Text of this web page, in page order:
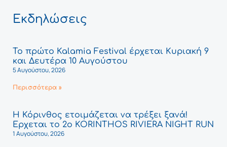
Εκδηλώσεις
Το πρώτο Kalamia Festival έρχεται Κυριακή 9
και Δευτέρα 10 Αυγούστου
5 Αυγούστου, 2026
Περισσότερα »
Η Κόρινθος ετοιμάζεται να τρέξει ξανά!
Έρχεται το 2ο KORINTHOS RIVIERA NIGHT RUN
1 Αυγούστου, 2026